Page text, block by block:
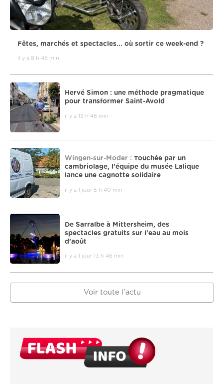
Fêtes, marchés et spectacles... où sortir ce week-end ?
il y a 8 h 46 min
Hervé Simon : une méthode pragmatique
pour transformer Saint-Avold
il y a 13 h 46 min
Wingen-sur-Moder : Touchée par un
cambriolage, l’équipe du musée Lalique
lance une cagnotte solidaire
il y a 1 jour 5 h 40 min
De Sarralbe à Mittersheim, des
spectacles gratuits sur l’eau au mois
d’août
il y a 1 jour 13 h 46 min
Voir toute l'actu